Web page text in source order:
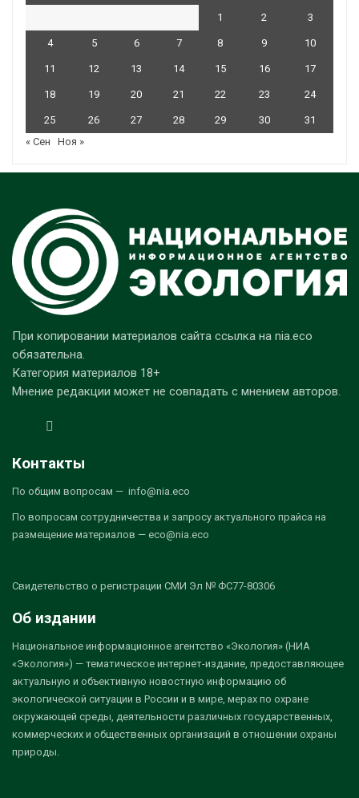
1 2 3
4 5 6 7 8 9 10
11 12 13 14 15 16 17
18 19 20 21 22 23 24
25 26 27 28 29 30
31
« Сен
Ноя »
При копировании материалов сайта ссылка на nia.eco
обязательна.
Категория материалов 18+
Мнение редакции может не совпадать с мнением авторов.
Контакты
По общим вопросам — info@nia.eco
По вопросам сотрудничества и запросу актуального прайса на
размещение материалов — eco@nia.eco
Свидетельство о регистрации СМИ Эл № ФС77-80306
Об издании
Национальное информационное агентство «Экология» (НИА
«Экология») — тематическое интернет-издание, предоставляющее
актуальную и объективную новостную информацию об
экологической ситуации в России и в мире, мерах по охране
окружающей среды, деятельности различных государственных,
коммерческих и общественных организаций в отношении охраны
природы.